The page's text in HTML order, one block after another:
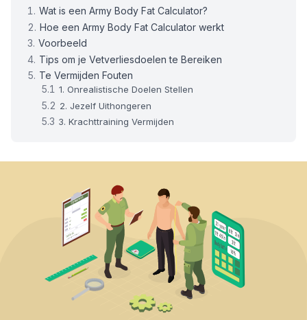
Wat is een Army Body Fat Calculator?
Hoe een Army Body Fat Calculator werkt
Voorbeeld
Tips om je Vetverliesdoelen te Bereiken
Te Vermijden Fouten
1. Onrealistische Doelen Stellen
2. Jezelf Uithongeren
3. Krachttraining Vermijden